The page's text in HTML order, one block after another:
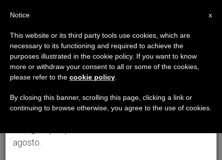
×
Aviso importante
Del 27 de julio al 7 de agosto haremos la pausa
anual, aprovechando que en el periodo de verano
se generan menos informaciones y también el
agosto.
x
Notice
This website or its third party tools use cookies, which are
necessary to its functioning and required to achieve the
purposes illustrated in the cookie policy. If you want to know
more or withdraw your consent to all or some of the cookies,
please refer to the cookie policy
By closing this banner, scrolling this page, clicking a link or
continuing to browse otherwise, you agree to the use of cookies.